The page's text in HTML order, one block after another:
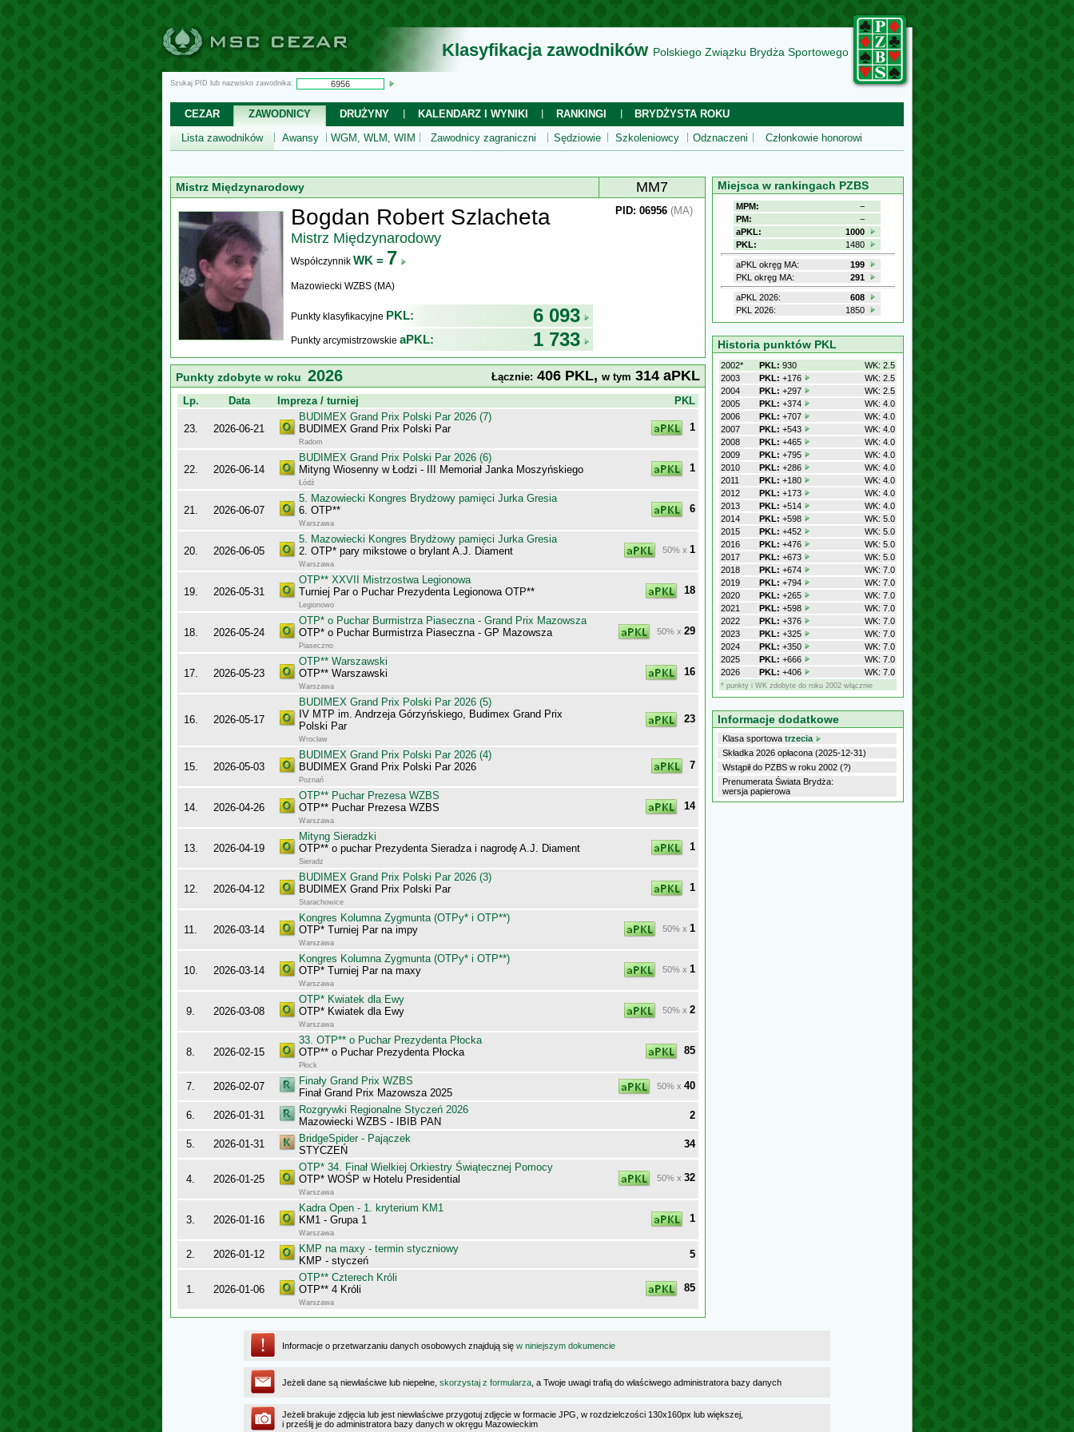
Klasyfikacja zawodników Polskiego Związku Brydża Sportowego
Szukaj PID lub nazwisko zawodnika:
CEZAR ZAWODNICY DRUŻYNY KALENDARZ I WYNIKI RANKINGI
BRYDŻYSTA ROKU
Lista zawodników
Awansy WGM, WLM, WIM Zawodnicy zagraniczni Sędziowie Szkoleniowcy Odznaczeni Członkowie honorowi
Mistrz Międzynarodowy MM7
Bogdan Robert Szlacheta
Mistrz Międzynarodowy
Współczynnik WK = 7
Mazowiecki WZBS (MA)
Punkty klasyfikacyjne PKL: 6 093
Punkty arcymistrzowskie aPKL: 1 733
PID: 06956 (MA)
Punkty zdobyte w roku 2026 Łącznie: 406 PKL, w tym 314 aPKL
Lp. Data Impreza / turniej PKL
23. 2026-06-21
BUDIMEX Grand Prix Polski Par 2026 (7)
BUDIMEX Grand Prix Polski Par
Radom
1
22. 2026-06-14
BUDIMEX Grand Prix Polski Par 2026 (6)
Mityng Wiosenny w Łodzi - III Memoriał Janka Moszyńskiego
Łódź
1
21. 2026-06-07
5. Mazowiecki Kongres Brydżowy pamięci Jurka Gresia
6. OTP**
Warszawa
6
20. 2026-06-05
5. Mazowiecki Kongres Brydżowy pamięci Jurka Gresia
2. OTP* pary mikstowe o brylant A.J. Diament
Warszawa
50% x 1
19. 2026-05-31
OTP** XXVII Mistrzostwa Legionowa
Turniej Par o Puchar Prezydenta Legionowa OTP**
Legionowo
18
18. 2026-05-24
OTP* o Puchar Burmistrza Piaseczna - Grand Prix Mazowsza
OTP* o Puchar Burmistrza Piaseczna - GP Mazowsza
Piaseczno
50% x 29
17. 2026-05-23
OTP** Warszawski
OTP** Warszawski
Warszawa
16
16. 2026-05-17
BUDIMEX Grand Prix Polski Par 2026 (5)
IV MTP im. Andrzeja Górzyńskiego, Budimex Grand Prix
Polski Par
Wrocław
23
15. 2026-05-03
BUDIMEX Grand Prix Polski Par 2026 (4)
BUDIMEX Grand Prix Polski Par 2026
Poznań
7
14. 2026-04-26
OTP** Puchar Prezesa WZBS
OTP** Puchar Prezesa WZBS
Warszawa
14
13. 2026-04-19
Mityng Sieradzki
OTP** o puchar Prezydenta Sieradza i nagrodę A.J. Diament
Sieradz
1
12. 2026-04-12
BUDIMEX Grand Prix Polski Par 2026 (3)
BUDIMEX Grand Prix Polski Par
Starachowice
1
11. 2026-03-14
Kongres Kolumna Zygmunta (OTPy* i OTP**)
OTP* Turniej Par na impy
Warszawa
50% x 1
10. 2026-03-14
Kongres Kolumna Zygmunta (OTPy* i OTP**)
OTP* Turniej Par na maxy
Warszawa
50% x 1
9. 2026-03-08
OTP* Kwiatek dla Ewy
OTP* Kwiatek dla Ewy
Warszawa
50% x 2
8. 2026-02-15
33. OTP** o Puchar Prezydenta Płocka
OTP** o Puchar Prezydenta Płocka
Płock
85
7. 2026-02-07
Finały Grand Prix WZBS
Finał Grand Prix Mazowsza 2025
50% x 40
6. 2026-01-31
Rozgrywki Regionalne Styczeń 2026
Mazowiecki WZBS - IBIB PAN
2
5. 2026-01-31
BridgeSpider - Pajączek
STYCZEŃ
34
4. 2026-01-25
OTP* 34. Finał Wielkiej Orkiestry Świątecznej Pomocy
OTP* WOŚP w Hotelu Presidential
Warszawa
50% x 32
3. 2026-01-16
Kadra Open - 1. kryterium KM1
KM1 - Grupa 1
Warszawa
1
2. 2026-01-12
KMP na maxy - termin styczniowy
KMP - styczeń
5
1. 2026-01-06
OTP** Czterech Króli
OTP** 4 Króli
Warszawa
85
Miejsca w rankingach PZBS
MPM:
−
PM:
−
aPKL:
1000
PKL:
1480
aPKL okręg MA:
199
PKL okręg MA:
291
aPKL 2026:
608
PKL 2026:
1850
Historia punktów PKL
2002* PKL: 930
WK: 2.5
2003
PKL: +176
WK: 2.5
2004
PKL: +297
WK: 2.5
2005
PKL: +374
WK: 4.0
2006
PKL: +707
WK: 4.0
2007
PKL: +543
WK: 4.0
2008
PKL: +465
WK: 4.0
2009
PKL: +795
WK: 4.0
2010
PKL: +286
WK: 4.0
2011
PKL: +180
WK: 4.0
2012
PKL: +173
WK: 4.0
2013
PKL: +514
WK: 4.0
2014
PKL: +598
WK: 5.0
2015
PKL: +452
WK: 5.0
2016
PKL: +476
WK: 5.0
2017
PKL: +673
WK: 5.0
2018
PKL: +674
WK: 7.0
2019
PKL: +794
WK: 7.0
2020
PKL: +265
WK: 7.0
2021
PKL: +598
WK: 7.0
2022
PKL: +376
WK: 7.0
2023
PKL: +325
WK: 7.0
2024
PKL: +350
WK: 7.0
2025
PKL: +666
WK: 7.0
2026
PKL: +406 WK: 7.0
* punkty i WK zdobyte do roku 2002 włącznie
Informacje dodatkowe
Klasa sportowa trzecia
Składka 2026 opłacona (2025-12-31)
Wstąpił do PZBS w roku 2002 (?)
Prenumerata Świata Brydża:
wersja papierowa
Informacje o przetwarzaniu danych osobowych znajdują się w niniejszym dokumencie
Jeżeli dane są niewłaściwe lub niepełne, skorzystaj z formularza , a Twoje uwagi trafią do właściwego administratora bazy danych
Jeżeli brakuje zdjęcia lub jest niewłaściwe przygotuj zdjęcie w formacie JPG, w rozdzielczości 130x160px lub większej,
i prześlij je do administratora bazy danych w okręgu Mazowieckim